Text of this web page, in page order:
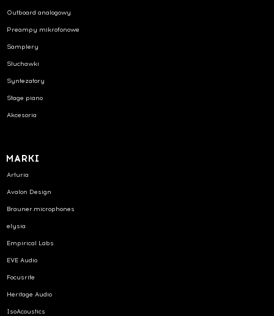
Outboard analogowy
Preampy mikrofonowe
Samplery
Słuchawki
Syntezatory
Stage piano
Akcesoria
MARKI
Arturia
Avalon Design
Brauner.microphones
elysia
Empirical Labs
EVE Audio
Focusrite
Heritage Audio
IsoAcoustics